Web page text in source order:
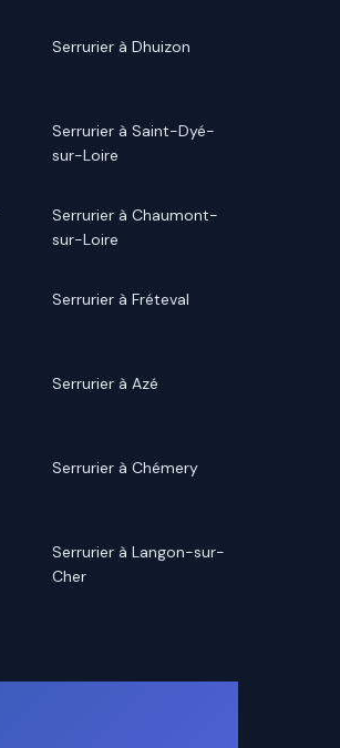
Serrurier à Dhuizon
Serrurier à Saint-Dyé-
sur-Loire
Serrurier à Chaumont-
sur-Loire
Serrurier à Fréteval
Serrurier à Azé
Serrurier à Chémery
Serrurier à Langon-sur-
Cher